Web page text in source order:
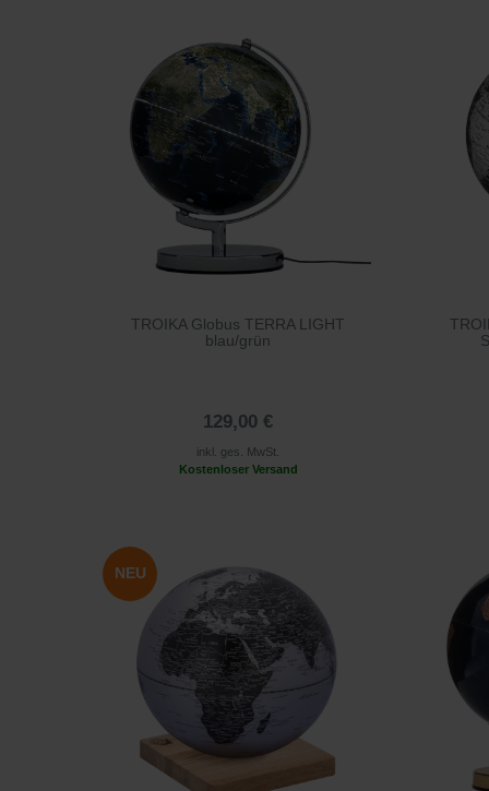
TROIKA Globus TERRA LIGHT
blau/grün
129,00 €
inkl. ges. MwSt.
Kostenloser Versand
NEU